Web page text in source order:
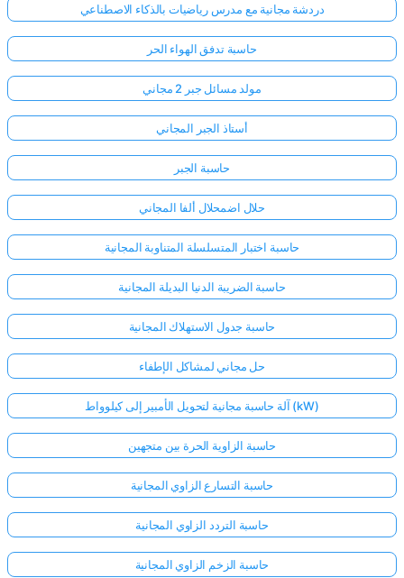
دردشة مجانية مع مدرس رياضيات بالذكاء الاصطناعي
حاسبة تدفق الهواء الحر
مولد مسائل جبر 2 مجاني
أستاذ الجبر المجاني
حاسبة الجبر
حلال اضمحلال ألفا المجاني
حاسبة اختبار المتسلسلة المتناوبة المجانية
حاسبة الضريبة الدنيا البديلة المجانية
حاسبة جدول الاستهلاك المجانية
حل مجاني لمشاكل الإطفاء
آلة حاسبة مجانية لتحويل الأمبير إلى كيلوواط (kW)
حاسبة الزاوية الحرة بين متجهين
حاسبة التسارع الزاوي المجانية
حاسبة التردد الزاوي المجانية
حاسبة الزخم الزاوي المجانية